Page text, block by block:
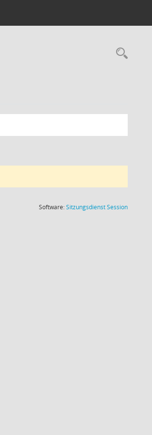
Software:SitzungsdienstSession(Wird in